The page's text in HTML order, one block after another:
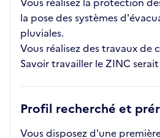
la pose des systèmes
pluviales.
Vous réalisez des travaux de
Savoir travailler le ZINC
Profil recherché et
Vous disposez d'une